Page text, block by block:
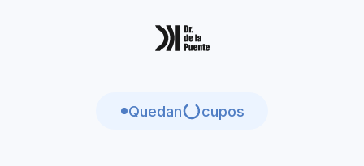
Quedan cupos